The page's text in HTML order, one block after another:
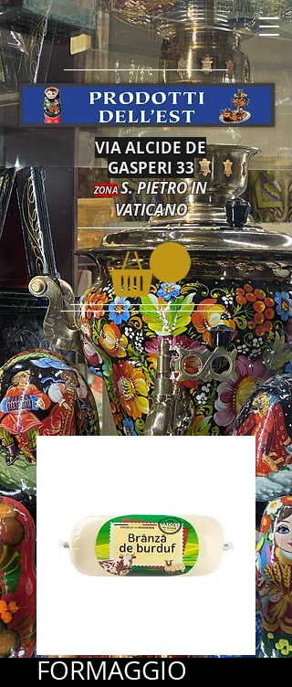
VIA ALCIDE DE
GASPERI 33
ZONA S. PIETRO IN
VATICANO
FORMAGGIO